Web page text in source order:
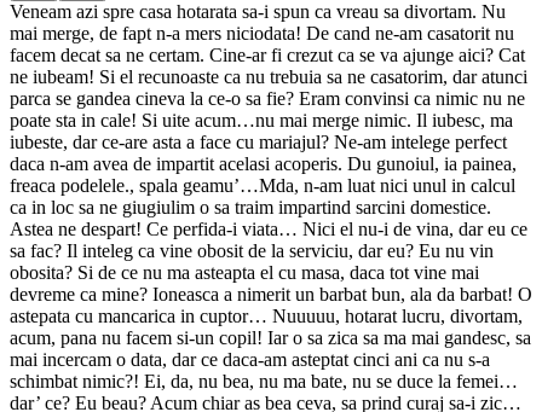
Veneam azi spre casa hotarata sa-i spun ca vreau sa divortam. Nu
mai merge, de fapt n-a mers niciodata! De cand ne-am casatorit nu
facem decat sa ne certam. Cine-ar fi crezut ca se va ajunge aici? Cat
ne iubeam! Si el recunoaste ca nu trebuia sa ne casatorim, dar atunci
parca se gandea cineva la ce-o sa fie? Eram convinsi ca nimic nu ne
poate sta in cale! Si uite acum…nu mai merge nimic. Il iubesc, ma
iubeste, dar ce-are asta a face cu mariajul? Ne-am intelege perfect
daca n-am avea de impartit acelasi acoperis. Du gunoiul, ia painea,
freaca podelele., spala geamu’…Mda, n-am luat nici unul in calcul
ca in loc sa ne giugiulim o sa traim impartind sarcini domestice.
Astea ne despart! Ce perfida-i viata… Nici el nu-i de vina, dar eu ce
sa fac? Il inteleg ca vine obosit de la serviciu, dar eu? Eu nu vin
obosita? Si de ce nu ma asteapta el cu masa, daca tot vine mai
devreme ca mine? Ioneasca a nimerit un barbat bun, ala da barbat! O
astepata cu mancarica in cuptor… Nuuuuu, hotarat lucru, divortam,
acum, pana nu facem si-un copil! Iar o sa zica sa ma mai gandesc, sa
mai incercam o data, dar ce daca-am asteptat cinci ani ca nu s-a
schimbat nimic?! Ei, da, nu bea, nu ma bate, nu se duce la femei…
dar’ ce? Eu beau? Acum chiar as bea ceva, sa prind curaj sa-i zic…